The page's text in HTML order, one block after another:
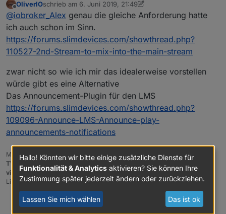
Offline
OliverIOschrieb am 6. Juni 2019, 21:49
zuletzt editiert von OliverIO6. Juli 2019, 00:01
@iobroker_Alex genau die gleiche Anforderung hatte
ich auch schon im Sinn.
https://forums.slimdevices.com/showthread.php?
110527-2nd-Stream-to-mix-into-the-main-stream
zwar nicht so wie ich mir das idealerweise vorstellen
würde gibt es eine Alternative
Das Announcement-Plugin für den LMS
https://forums.slimdevices.com/showthread.php?
109096-Announce-LMS-Announce-play-
announcements-notifications
Meine Adapter und Widgets
TVProgram
SqueezeboxRPC OpenLiga , RSSFeed MyTime pi-hole2
vis-json-template,skiinfo,vis-mapwidgets ,vis-2-widgets-rssfeed
Links imProfil
0
Hallo! Könnten wir bitte einige zusätzliche Dienste für
Funktionalität & Analytics aktivieren? Sie können Ihre
Zustimmung später jederzeit ändern oder zurückziehen.
Lassen Sie mich wählen Das ist ok